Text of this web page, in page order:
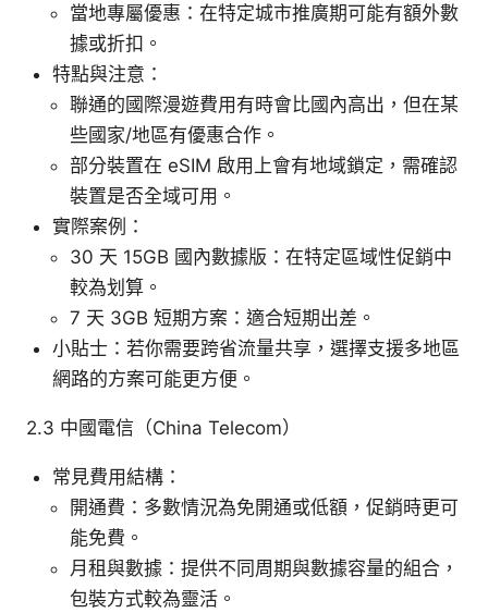
當地專屬優惠：在特定城市推廣期可能有額外數
據或折扣。
特點與注意：
聯通的國際漫遊費用有時會比國內高出，但在某
些國家/地區有優惠合作。
部分裝置在 eSIM 啟用上會有地域鎖定，需確認
裝置是否全域可用。
實際案例：
30 天 15GB 國內數據版：在特定區域性促銷中
較為划算。
7 天 3GB 短期方案：適合短期出差。
小貼士：若你需要跨省流量共享，選擇支援多地區
網路的方案可能更方便。
2.3 中國電信（China Telecom）
常見費用結構：
開通費：多數情況為免開通或低額，促銷時更可
能免費。
月租與數據：提供不同周期與數據容量的組合，
包裝方式較為靈活。